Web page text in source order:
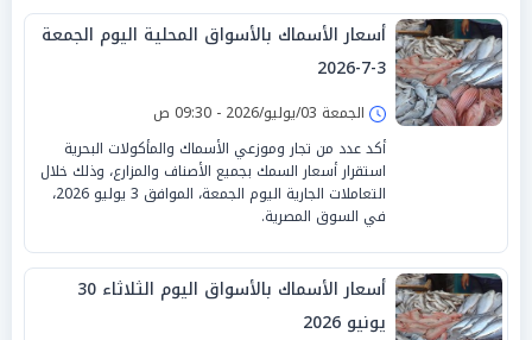
أسعار الأسماك بالأسواق المحلية اليوم الجمعة
3-7-2026
الجمعة 03/يوليو/2026 - 09:30 ص
أكد عدد من تجار وموزعي الأسماك والمأكولات البحرية
استقرار أسعار السمك بجميع الأصناف والمزارع، وذلك خلال
التعاملات الجارية اليوم الجمعة، الموافق 3 يوليو 2026،
في السوق المصرية.
أسعار الأسماك بالأسواق اليوم الثلاثاء 30
يونيو 2026